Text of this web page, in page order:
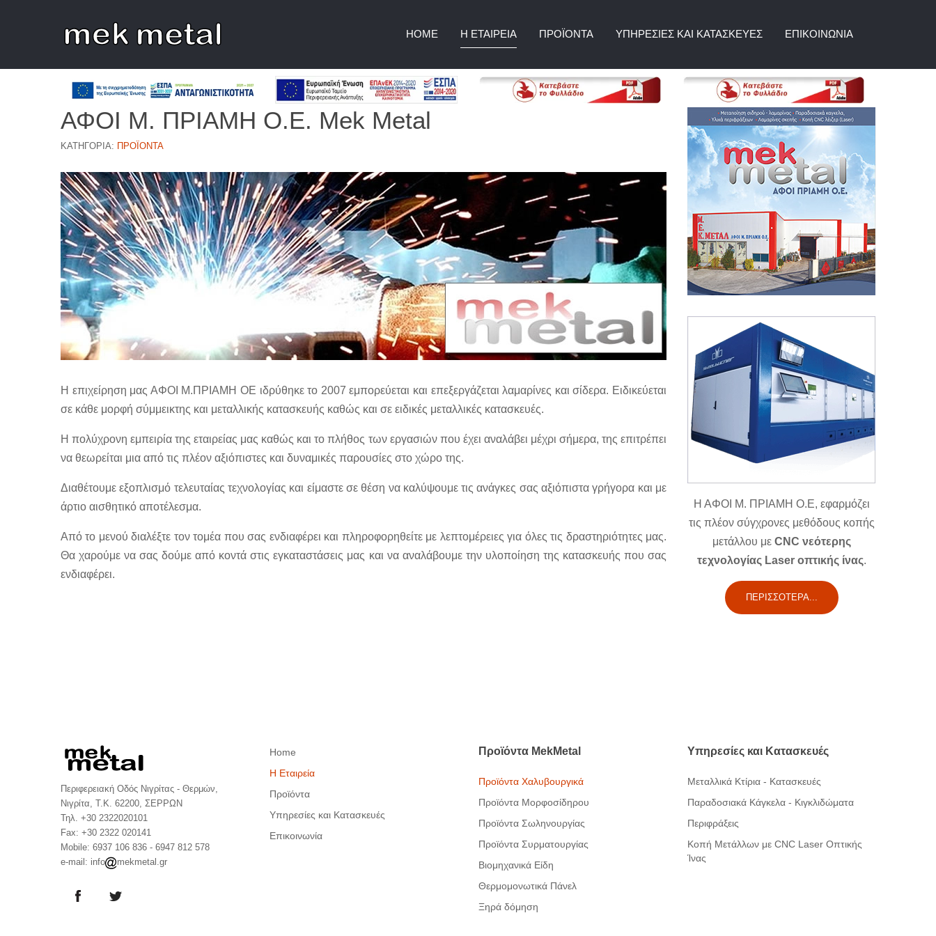
HOME Η ΕΤΑΙΡΕΊΑ ΠΡΟΪΌΝΤΑ ΥΠΗΡΕΣΊΕΣ ΚΑΙ ΚΑΤΑΣΚΕΥΈΣ ΕΠΙΚΟΙΝΩΝΊΑ
ΑΦΟΙ Μ. ΠΡΙΑΜΗ Ο.Ε. Mek Metal
ΚΑΤΗΓΟΡΊΑ: ΠΡΟΪΌΝΤΑ
Η επιχείρηση μας ΑΦΟΙ Μ.ΠΡΙΑΜΗ ΟΕ ιδρύθηκε το 2007 εμπορεύεται και επεξεργάζεται λαμαρίνες και σίδερα. Ειδικεύεται
σε κάθε μορφή σύμμεικτης και μεταλλικής κατασκευής καθώς και σε ειδικές μεταλλικές κατασκευές.
Η πολύχρονη εμπειρία της εταιρείας μας καθώς και το πλήθος των εργασιών που έχει αναλάβει μέχρι σήμερα, της επιτρέπει
να θεωρείται μια από τις πλέον αξιόπιστες και δυναμικές παρουσίες στο χώρο της.
Διαθέτουμε εξοπλισμό τελευταίας τεχνολογίας και είμαστε σε θέση να καλύψουμε τις ανάγκες σας αξιόπιστα γρήγορα και με
άρτιο αισθητικό αποτέλεσμα.
Από το μενού διαλέξτε τον τομέα που σας ενδιαφέρει και πληροφορηθείτε με λεπτομέρειες για όλες τις δραστηριότητες μας.
Θα χαρούμε να σας δούμε από κοντά στις εγκαταστάσεις μας και να αναλάβουμε την υλοποίηση της κατασκευής που σας
ενδιαφέρει.
Η ΑΦΟΙ Μ. ΠΡΙΑΜΗ Ο.Ε, εφαρμόζει
τις πλέον σύγχρονες μεθόδους κοπής
μετάλλου με CNC νεότερης
τεχνολογίας Laser οπτικής ίνας.
ΠΕΡΙΣΣΌΤΕΡΑ...
Περιφερειακή Οδός Νιγρίτας - Θερμών,
Νιγρίτα, Τ.Κ. 62200, ΣΕΡΡΩΝ
Τηλ. +30 2322020101
Fax: +30 2322 020141
Mobile: 6937 106 836 - 6947 812 578
e-mail: info
mekmetal.gr
Home
Η Εταιρεία
Προϊόντα
Υπηρεσίες και Κατασκευές
Επικοινωνία
Προϊόντα MekMetal
Προϊόντα Χαλυβουργικά
Προϊόντα Μορφοσίδηρου
Προϊόντα Σωληνουργίας
Προϊόντα Συρματουργίας
Βιομηχανικά Είδη
Θερμομονωτικά Πάνελ
Ξηρά δόμηση
Υπηρεσίες και Κατασκευές
Μεταλλικά Κτίρια - Κατασκευές
Παραδοσιακά Κάγκελα - Κιγκλιδώματα
Περιφράξεις
Κοπή Μετάλλων με CNC Laser Οπτικής
Ίνας